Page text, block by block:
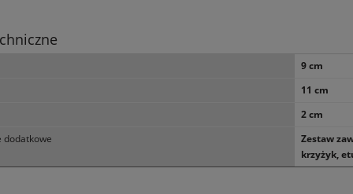
9 cm
11 cm
2 cm
dodatkowe
Zestaw
krzyżyk,